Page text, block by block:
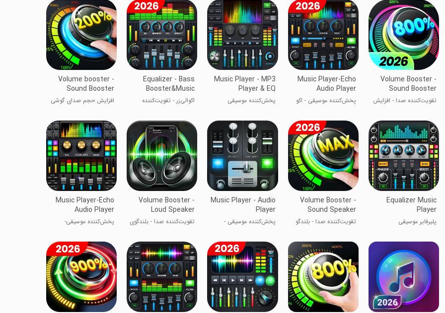
Volume Booster -
Sound Booster
تقویت‌کننده صدا - افزایش
Music Player-Echo
Audio Player
پخش‌کننده موسیقی - اکو
Music Player - MP3
Player & EQ
پخش‌کننده موسیقی
Equalizer - Bass
Booster&Music
اکوالی‌زر - تقویت‌کننده
Volume booster -
Sound Booster
افزایش حجم صدای گوشی
Equalizer Music
Player
پلیرفایر موسیقی
Volume Booster -
Sound Speaker
تقویت‌کننده صدا - بلندگو
Music Player - Audio
Player
پخش‌کننده موسیقی -
Volume Booster -
Loud Speaker
تقویت‌کننده صدا - بلندگوی
Music Player-Echo
Audio Player
پخش‌کننده موسیقی-